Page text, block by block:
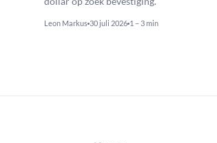
Leon Markus 30 juli 2026 1 – 3 min